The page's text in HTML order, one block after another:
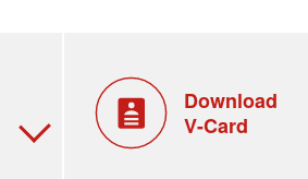
Download
V-Card